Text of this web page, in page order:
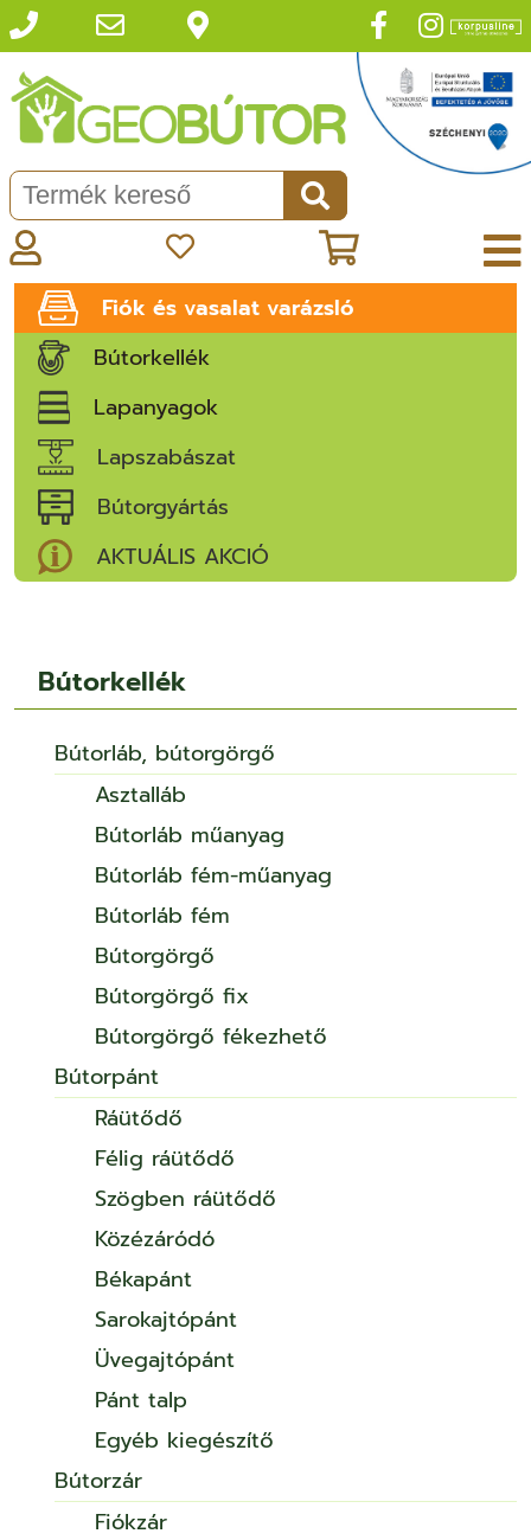
Fiók és vasalat varázsló
Bútorkellék
Lapanyagok
Lapszabászat
Bútorgyártás
AKTUÁLIS AKCIÓ
Bútorkellék
Bútorláb, bútorgörgő
Asztalláb
Bútorláb műanyag
Bútorláb fém-műanyag
Bútorláb fém
Bútorgörgő
Bútorgörgő fix
Bútorgörgő fékezhető
Bútorpánt
Ráütődő
Félig ráütődő
Szögben ráütődő
Közézáródó
Békapánt
Sarokajtópánt
Üvegajtópánt
Pánt talp
Egyéb kiegészítő
Bútorzár
Fiókzár